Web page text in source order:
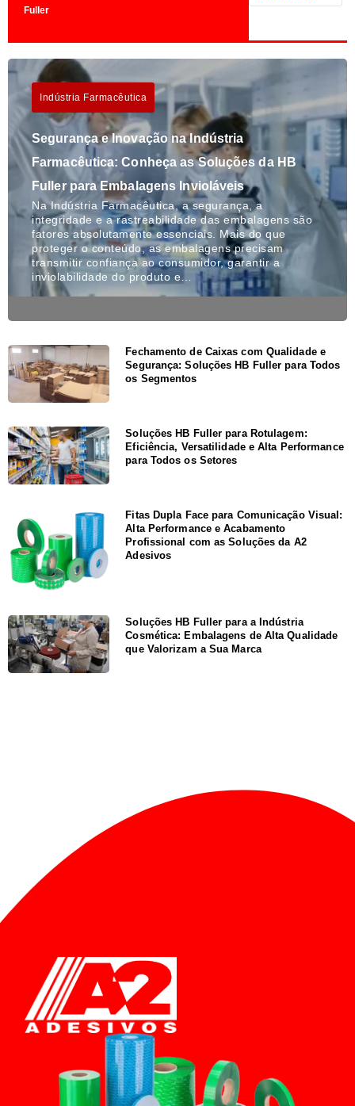
Fuller
Indústria Farmacêutica
Segurança e Inovação na Indústria
Farmacêutica: Conheça as Soluções da HB
Fuller para Embalagens Invioláveis
Na Indústria Farmacêutica, a segurança, a
integridade e a rastreabilidade das embalagens são
fatores absolutamente essenciais. Mais do que
proteger o conteúdo, as embalagens precisam
transmitir confiança ao consumidor, garantir a
inviolabilidade do produto e…
Fechamento de Caixas com Qualidade e
Segurança: Soluções HB Fuller para Todos
os Segmentos
Soluções HB Fuller para Rotulagem:
Eficiência, Versatilidade e Alta Performance
para Todos os Setores
Fitas Dupla Face para Comunicação Visual:
Alta Performance e Acabamento
Profissional com as Soluções da A2
Adesivos
Soluções HB Fuller para a Indústria
Cosmética: Embalagens de Alta Qualidade
que Valorizam a Sua Marca